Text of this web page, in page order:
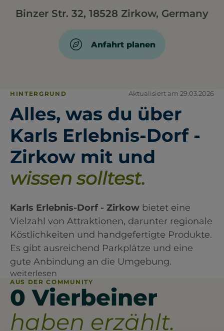
Binzer Str. 32, 18528 Zirkow, Germany
Anfahrt planen
HINTERGRUND Aktualisiert am 29.03.2026
Alles, was du über
Karls Erlebnis-Dorf -
Zirkow mit und
wissen solltest.
Karls Erlebnis-Dorf - Zirkow bietet eine
Vielzahl von Attraktionen, darunter regionale
Köstlichkeiten und handgefertigte Produkte.
Es gibt ausreichend Parkplätze und eine
gute Anbindung an die Umgebung.
weiterlesen
AUS DER COMMUNITY
0 Vierbeiner
haben erzählt.